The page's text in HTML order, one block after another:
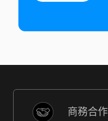
商務合作